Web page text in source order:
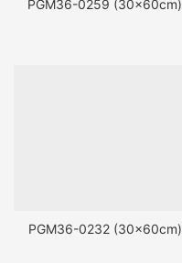
PGM36-0259 (30x60cm)
PGM36-0232 (30x60cm)